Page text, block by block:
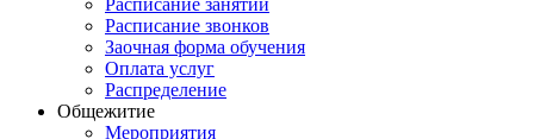
Расписание занятий
Расписание звонков
Заочная форма обучения
Оплата услуг
Распределение
Общежитие
Мероприятия